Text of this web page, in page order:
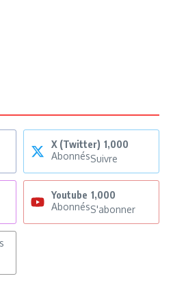
X (Twitter) 1,000
AbonnésSuivre
Youtube 1,000
AbonnésS'abonner